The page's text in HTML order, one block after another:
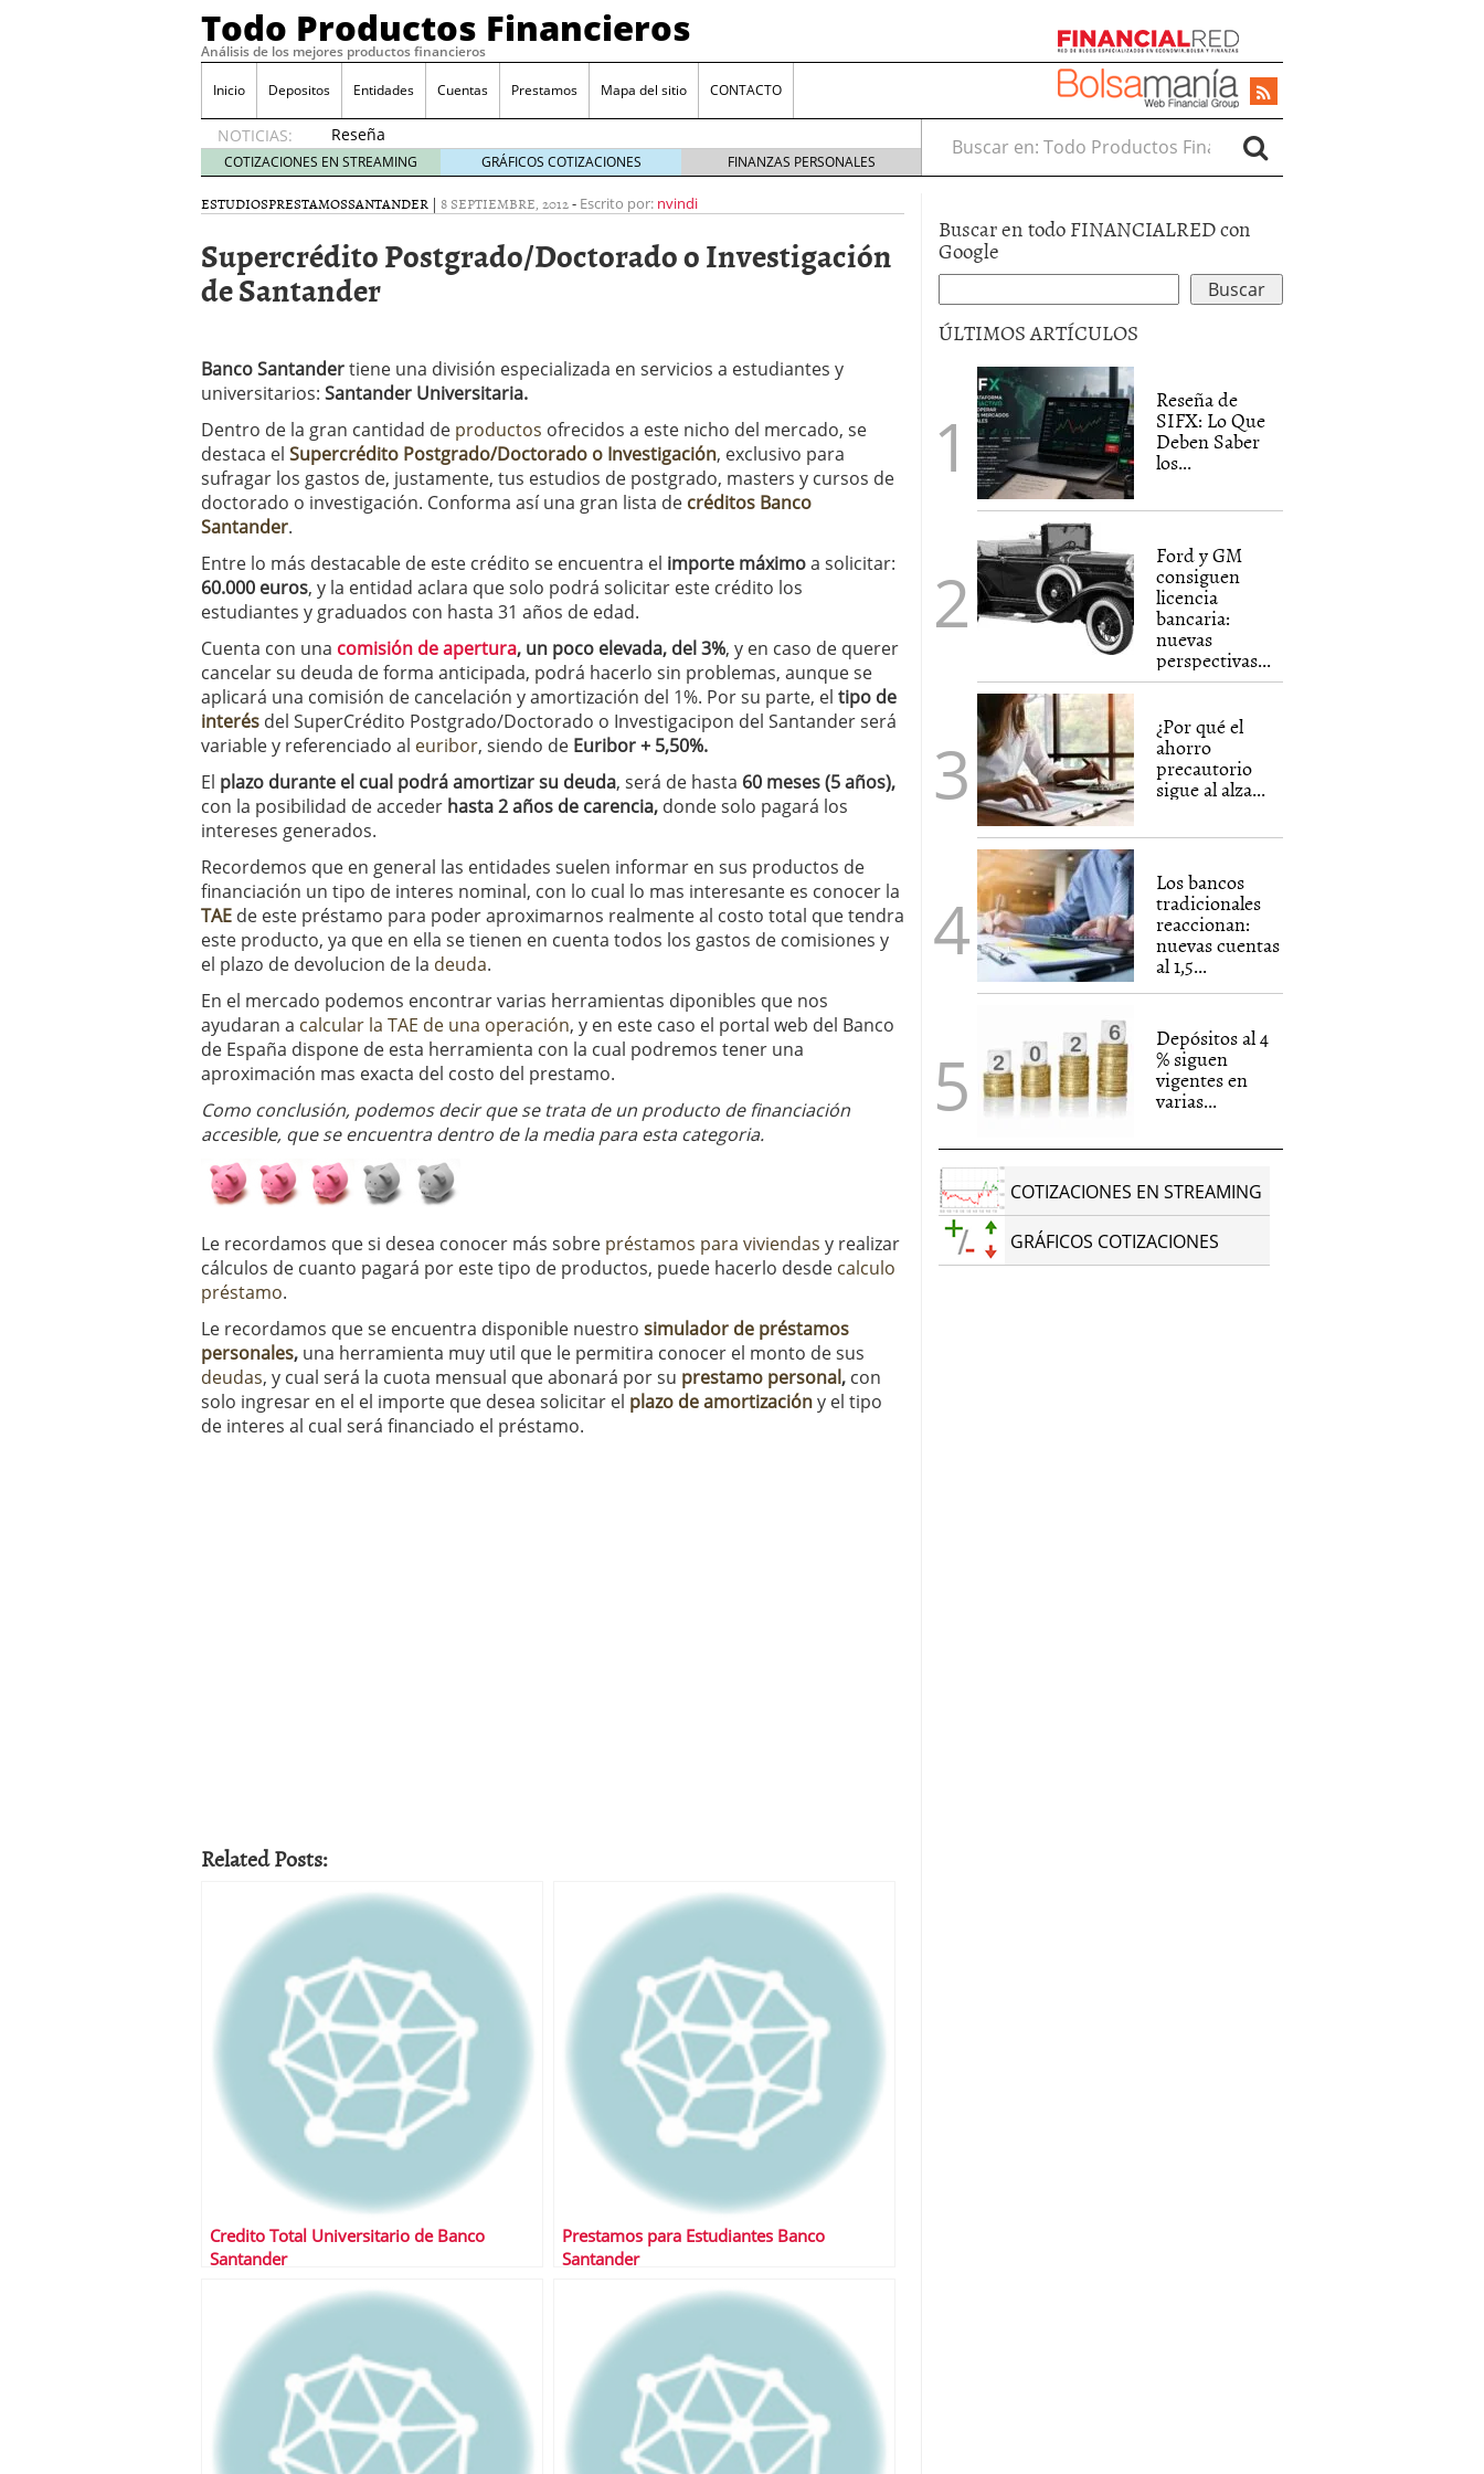
Todo Productos Financieros
Análisis de los mejores productos financieros
Inicio Depositos Entidades Cuentas Prestamos Mapa del sitio CONTACTO
NOTICIAS:
Reseña
de SIFX:
Lo Que
Deben
los
Traders
Mexicanos
Ford y GM consiguen licencia bancaria: nuevas perspectivas para productos
financieros ligados al sector automotriz
¿Por qué el ahorro precautorio sigue al alza entre los hogares? 21/01/2026
Los bancos tradicionales reaccionan: nuevas cuentas al 1,5 % tras la
presión de los neobancos 12/01/2026
Depósitos al 4 % siguen vigentes en varias entidades: ¿qué plazos y
condiciones pedir? 09/01/2026
COTIZACIONES EN STREAMING GRÁFICOS COTIZACIONES FINANZAS PERSONALES
Buscar en:
ESTUDIOSPRESTAMOSSANTANDER | 8 SEPTIEMBRE, 2012- Escrito por: nvindi
Supercrédito Postgrado/Doctorado o Investigación
de Santander
Banco Santandertiene una división especializada en servicios a estudiantes y
universitarios: Santander Universitaria.
Dentro de la gran cantidad de productos ofrecidos a este nicho del mercado, se
destaca el Supercrédito Postgrado/Doctorado o Investigación, exclusivo para
sufragar los gastos de, justamente, tus estudios de postgrado, masters y cursos de
doctorado o investigación. Conforma así una gran lista de créditos Banco
Santander.
Entre lo más destacable de este crédito se encuentra el importe máximoa solicitar:
60.000 euros, y la entidad aclara que solo podrá solicitar este crédito los
estudiantes y graduados con hasta 31 años de edad.
Cuenta con una comisión de apertura, un poco elevada, del 3%, y en caso de querer
cancelar su deuda de forma anticipada, podrá hacerlo sin problemas, aunque se
aplicará una comisión de cancelación y amortización del 1%. Por su parte, el tipo de
interés del SuperCrédito Postgrado/Doctorado o Investigacipon del Santander será
variable y referenciado al euribor, siendo de Euribor + 5,50%.
El plazo durante el cual podrá amortizar su deuda, será de hasta 60 meses (5 años),
con la posibilidad de acceder hasta 2 años de carencia, donde solo pagará los
intereses generados.
Recordemos que en general las entidades suelen informar en sus productos de
financiación un tipo de interes nominal, con lo cual lo mas interesante es conocer la
TAE de este préstamo para poder aproximarnos realmente al costo total que tendra
este producto, ya que en ella se tienen en cuenta todos los gastos de comisiones y
el plazo de devolucion de la deuda.
En el mercado podemos encontrar varias herramientas diponibles que nos
ayudaran a calcular la TAE de una operación, y en este caso el portal web del Banco
de España dispone de esta herramienta con la cual podremos tener una
aproximación mas exacta del costo del prestamo.
Como conclusión, podemos decir que se trata de un producto de financiación
accesible, que se encuentra dentro de la media para esta categoria.
Le recordamos que si desea conocer más sobre préstamos para viviendas y realizar
cálculos de cuanto pagará por este tipo de productos, puede hacerlo desde calculo
préstamo.
Le recordamos que se encuentra disponible nuestro simulador de préstamos
personales, una herramienta muy util que le permitira conocer el monto de sus
deudas, y cual será la cuota mensual que abonará por su prestamo personal, con
solo ingresar en el el importe que desea solicitar el plazo de amortizacióny el tipo
de interes al cual será financiado el préstamo.
Related Posts:
Credito Total Universitario de Banco
Santander
Prestamos para Estudiantes Banco
Santander
Buscar en todo FINANCIALRED con
Google
ÚLTIMOS ARTÍCULOS
Reseña de
SIFX: Lo Que
Deben Saber
los...
Ford y GM
consiguen
licencia
bancaria:
nuevas
perspectivas...
¿Por qué el
ahorro
precautorio
sigue al alza...
Los bancos
tradicionales
reaccionan:
nuevas cuentas
al 1,5...
Depósitos al 4
% siguen
vigentes en
varias...
COTIZACIONES EN STREAMING
GRÁFICOS COTIZACIONES